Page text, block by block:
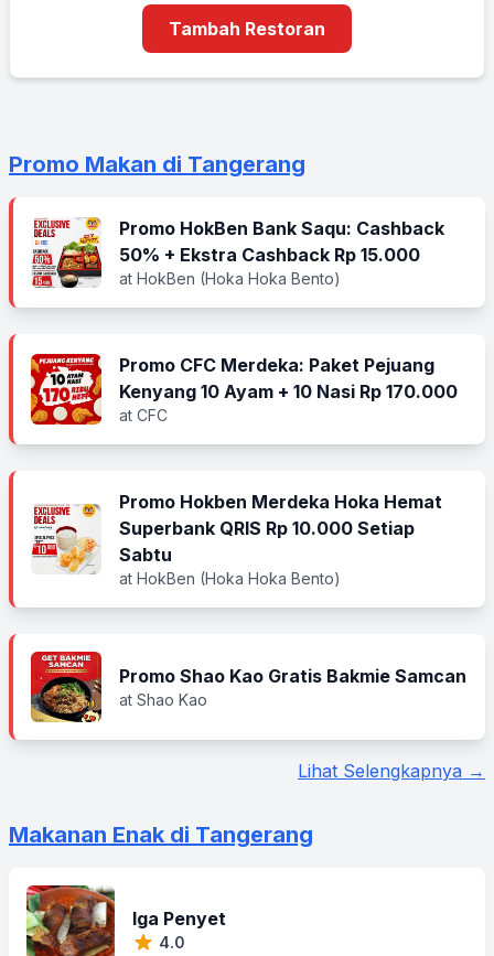
Tambah Restoran
Promo Makan di Tangerang
Promo HokBen Bank Saqu: Cashback
50% + Ekstra Cashback Rp 15.000
at HokBen (Hoka Hoka Bento)
Promo CFC Merdeka: Paket Pejuang
Kenyang 10 Ayam + 10 Nasi Rp 170.000
at CFC
Promo Hokben Merdeka Hoka Hemat
Superbank QRIS Rp 10.000 Setiap
Sabtu
at HokBen (Hoka Hoka Bento)
Promo Shao Kao Gratis Bakmie Samcan
at Shao Kao
Lihat Selengkapnya →
Makanan Enak di Tangerang
Iga Penyet
4.0